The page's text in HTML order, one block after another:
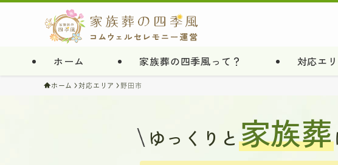
ホーム 家族葬の四季風って？ 対応エ
ホーム 対応エリア 野田市
ゆっくりと家族葬